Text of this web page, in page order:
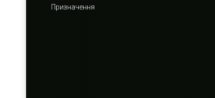
Призначення